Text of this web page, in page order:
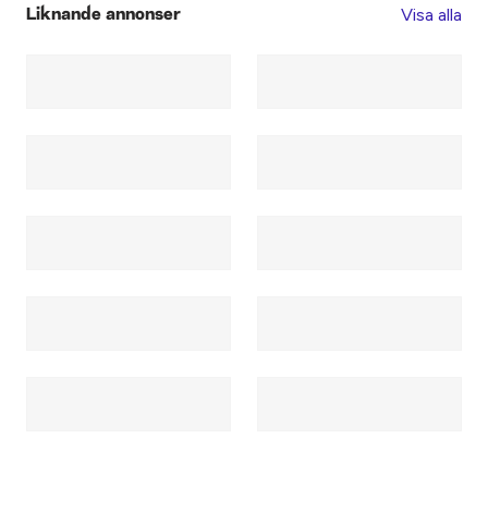
Liknande annonser Visa alla